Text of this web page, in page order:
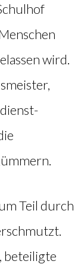
wird.
Teil durch
beteiligte